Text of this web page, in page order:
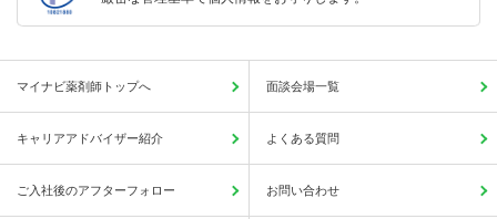
マイナビ薬剤師トップへ 面談会場一覧
キャリアアドバイザー紹介 よくある質問
ご入社後のアフターフォロー お問い合わせ